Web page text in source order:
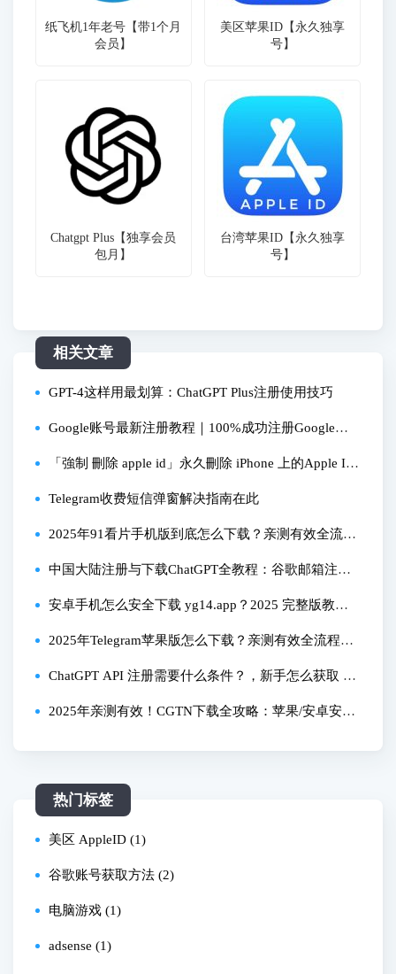
纸飞机1年老号【带1个月
会员】
美区苹果ID【永久独享
号】
Chatgpt Plus【独享会员
包月】
台湾苹果ID【永久独享
号】
相关文章
GPT-4这样用最划算：ChatGPT Plus注册使用技巧
Google账号最新注册教程｜100%成功注册Google账
号方法｜谷歌账号注册避坑指南
「強制 刪除 apple id」永久刪除 iPhone 上的Apple I
D，忘記密碼也可以！
Telegram收费短信弹窗解决指南在此
2025年91看片手机版到底怎么下载？亲测有效全流程
分享
中国大陆注册与下载ChatGPT全教程：谷歌邮箱注册
及苹果安卓设备指南
安卓手机怎么安全下载 yg14.app？2025 完整版教
程，亲测无广告！
2025年Telegram苹果版怎么下载？亲测有效全流程教
程
ChatGPT API 注册需要什么条件？，新手怎么获取 AP
I 密钥？
2025年亲测有效！CGTN下载全攻略：苹果/安卓安装
热门标签
美区 AppleID (1)
谷歌账号获取方法 (2)
电脑游戏 (1)
adsense (1)